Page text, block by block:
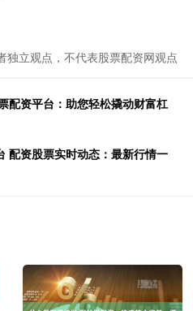
独立观点，不代表股票配资网观点
配资平台：助您轻松撬动财富杠
配资股票实时动态：最新行情一